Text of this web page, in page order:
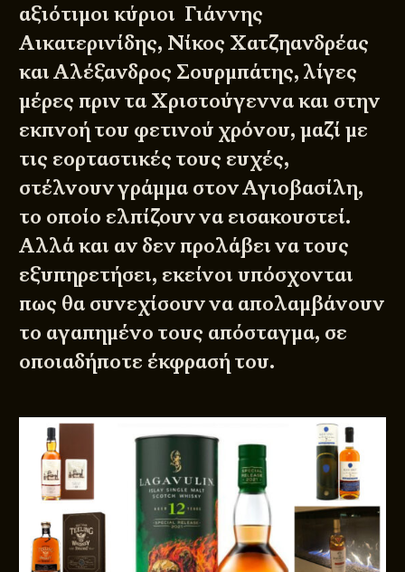
αξιότιμοι κύριοι Γιάννης
Αικατερινίδης, Νίκος Χατζηανδρέας
και Αλέξανδρος Σουρμπάτης, λίγες
μέρες πριν τα Χριστούγεννα και στην
εκπνοή του φετινού χρόνου, μαζί με
τις εορταστικές τους ευχές,
στέλνουν γράμμα στον Αγιοβασίλη,
το οποίο ελπίζουν να εισακουστεί.
Αλλά και αν δεν προλάβει να τους
εξυπηρετήσει, εκείνοι υπόσχονται
πως θα συνεχίσουν να απολαμβάνουν
το αγαπημένο τους απόσταγμα, σε
οποιαδήποτε έκφρασή του.